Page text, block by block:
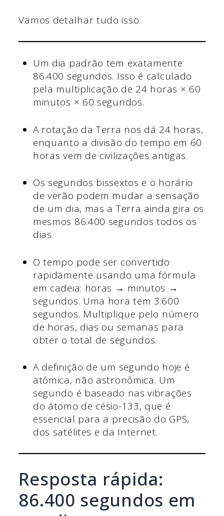
Vamos detalhar tudo isso.
Um dia padrão tem exatamente
86.400 segundos. Isso é calculado
pela multiplicação de 24 horas × 60
minutos × 60 segundos.
A rotação da Terra nos dá 24 horas,
enquanto a divisão do tempo em 60
horas vem de civilizações antigas.
Os segundos bissextos e o horário
de verão podem mudar a sensação
de um dia, mas a Terra ainda gira os
mesmos 86.400 segundos todos os
dias.
O tempo pode ser convertido
rapidamente usando uma fórmula
em cadeia: horas → minutos →
segundos. Uma hora tem 3.600
segundos. Multiplique pelo número
de horas, dias ou semanas para
obter o total de segundos.
A definição de um segundo hoje é
atômica, não astronômica. Um
segundo é baseado nas vibrações
do átomo de césio-133, que é
essencial para a precisão do GPS,
dos satélites e da Internet.
Resposta rápida:
86.400 segundos em